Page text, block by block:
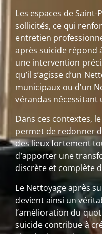
Les espaces de
sollicités, ce qui
entretien
après suicide répond
une intervention
qu’il s’agisse d’un
municipaux ou d’un
vérandas nécessitant
Dans ces contextes,
permet de redonner
des lieux fortement
d’apporter une
discrète et complète
Le Nettoyage après
devient ainsi un
l’amélioration du
suicide contribue à